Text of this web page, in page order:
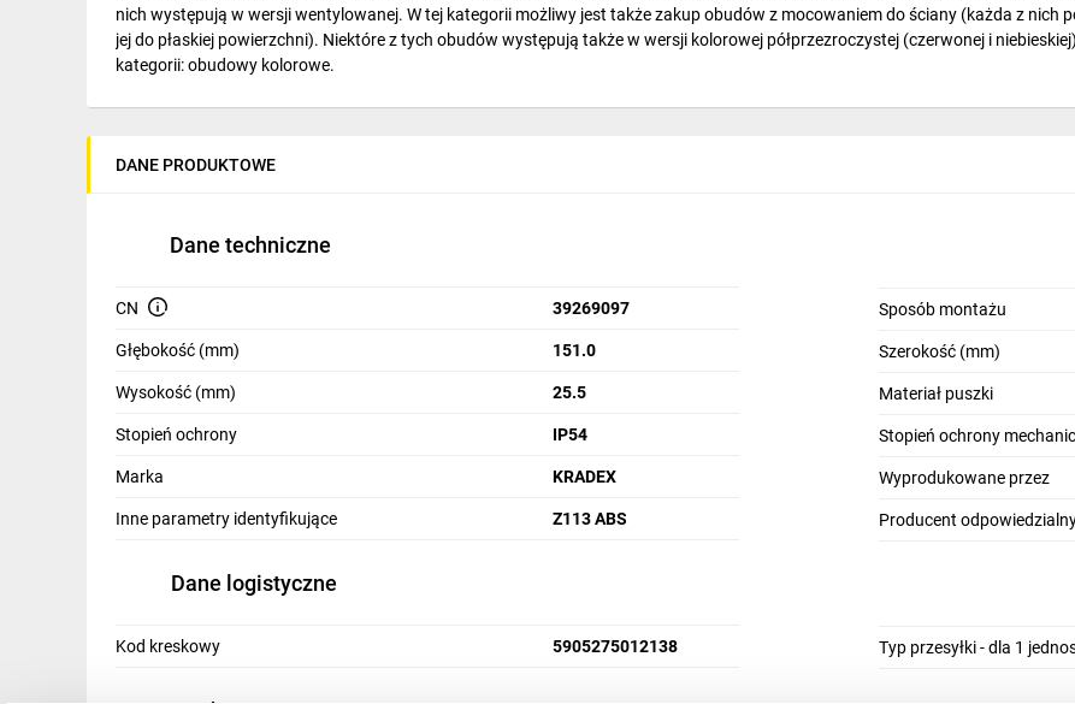
Pneumatyka
Elektromobilność
Energetyka wiatrowa
nich występują w wersji wentylowanej. W tej kategorii możliwy jest także zakup obudów z mocowaniem do ściany (każda z nich
jej do płaskiej powierzchni). Niektóre z tych obudów występują także w wersji kolorowej półprzezroczystej (czerwonej i
kategorii: obudowy kolorowe.
DANE PRODUKTOWE
Dane techniczne
CN 39269097
Głębokość (mm) 151.0
Wysokość (mm) 25.5
Stopień ochrony IP54
Marka KRADEX
Inne parametry identyfikujące Z113 ABS
Sposób montażu
Szerokość (mm)
Materiał puszki
Stopień ochrony
Wyprodukowane przez
Producent
Dane logistyczne
Kod kreskowy 5905275012138 Typ przesyłki - dla 1